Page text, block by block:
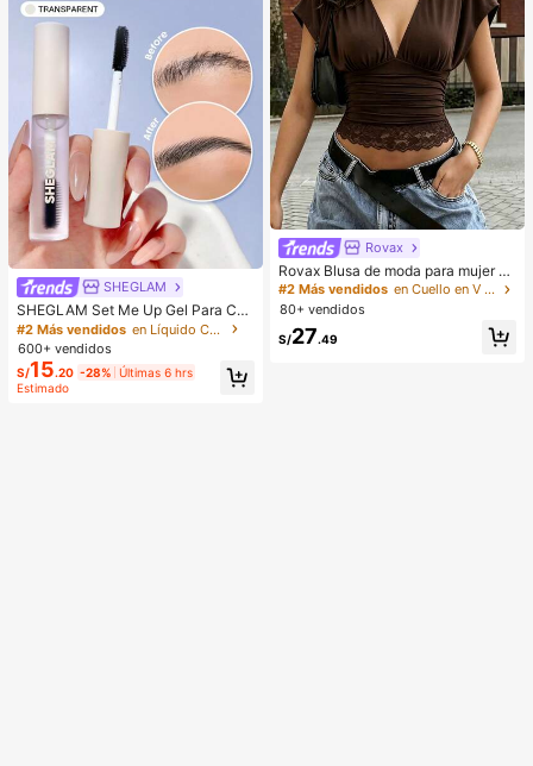
SHEGLAM
SHEGLAM Set Me Up Gel Para Cej
as Marca De Belleza CosméTica M
aquillaje Para Mujeres Y NiñAs
#2 Más vendidos
en Líquido Cejas
600+ vendidos
S/15.20 -28% Últimas 6 hrs
Estimado
Rovax
Rovax Blusa de moda para mujer de
unicolor con escote en V profundo,
plisada y con dobladillo de encaje
#2 Más vendidos
en Cuello en V profundo Tops, blusas y camisetas d
80+ vendidos
S/27.49